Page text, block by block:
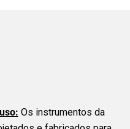
Os instrumentos da